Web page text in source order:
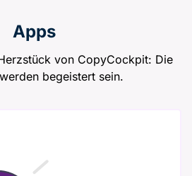
Apps
von CopyCockpit: Die
begeistert sein.